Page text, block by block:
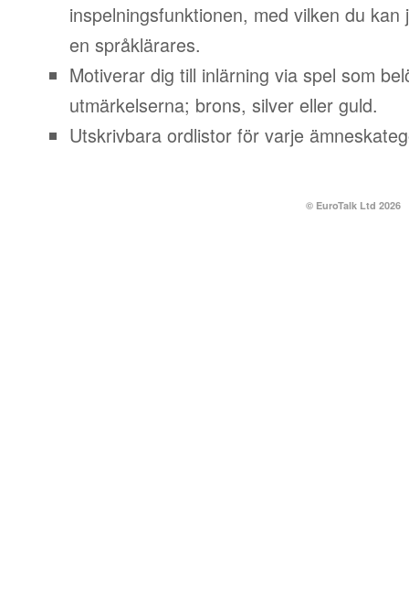
inspelningsfunktionen, med vilken du
en språklärares.
Motiverar dig till inlärning via spel som
utmärkelserna; brons, silver eller guld.
Utskrivbara ordlistor för varje
© EuroTalk Ltd 2026